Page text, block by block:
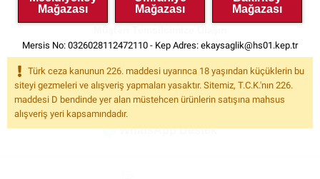
Mağazası
Mağazası
Mağazası
Mersis No: 0326028112472110 - Kep Adres: ekaysaglik@hs01.kep.tr
Türk ceza kanunun 226. maddesi uyarınca 18 yaşından küçüklerin bu
siteyi gezmeleri ve alışveriş yapmaları yasaktır. Sitemiz, T.C.K.'nın 226.
maddesi D bendinde yer alan müstehcen ürünlerin satışına mahsus
alışveriş yeri kapsamındadır.
0212 211 00 28
0546 211 00 28
WhatsApp Destek